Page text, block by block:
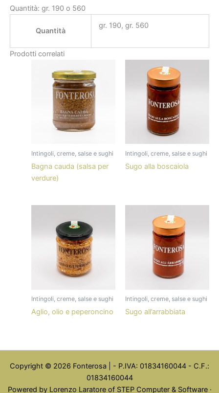
Quantità: gr. 190 o 560
Quantità
gr. 190, gr. 560
Prodotti correlati
Intingoli, creme, salse e sughi
Bagna cauda (salsa per
verdure)
Intingoli, creme, salse e sughi
Sugo alla boscaiola
Intingoli, creme, salse e sughi
Aglio, olio e peperoncino
Intingoli, creme, salse e sughi
Sugo all’arrabbiata
Copyright © 2026 Fonterosa | - P.IVA: 01834160044 - C.F.:
01834160044
Powered by Lorenzo Laratore of STEP Computer & Software ·